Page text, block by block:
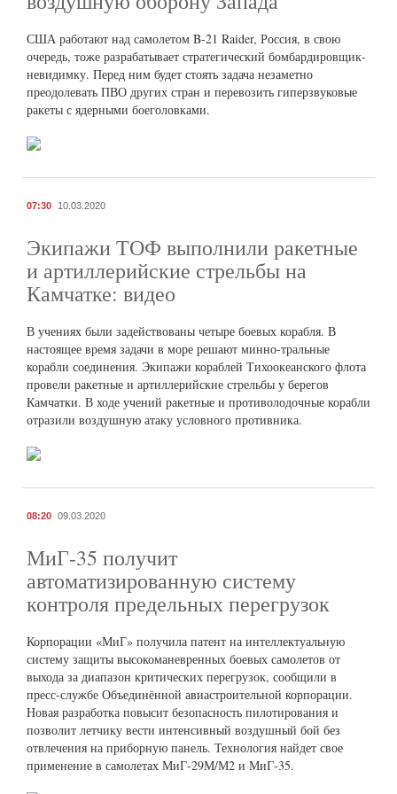
США работают над самолетом B-21 Raider, Россия, в свою
очередь, тоже разрабатывает стратегический бомбардировщик-
невидимку. Перед ним будет стоять задача незаметно
преодолевать ПВО других стран и перевозить гиперзвуковые
ракеты с ядерными боеголовками.
07:30 10.03.2020
Экипажи ТОФ выполнили ракетные
и артиллерийские стрельбы на
Камчатке: видео
В учениях были задействованы четыре боевых корабля. В
настоящее время задачи в море решают минно-тральные
корабли соединения. Экипажи кораблей Тихоокеанского флота
провели ракетные и артиллерийские стрельбы у берегов
Камчатки. В ходе учений ракетные и противолодочные корабли
отразили воздушную атаку условного противника.
08:20 09.03.2020
МиГ-35 получит
автоматизированную систему
контроля предельных перегрузок
Корпорации «МиГ» получила патент на интеллектуальную
систему защиты высокоманевренных боевых самолетов от
выхода за диапазон критических перегрузок, сообщили в
пресс-службе Объединённой авиастроительной корпорации.
Новая разработка повысит безопасность пилотирования и
позволит летчику вести интенсивный воздушный бой без
отвлечения на приборную панель. Технология найдет свое
применение в самолетах МиГ-29М/М2 и МиГ-35.